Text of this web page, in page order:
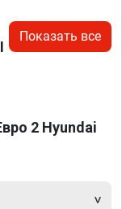
Показать все
2 Hyundai